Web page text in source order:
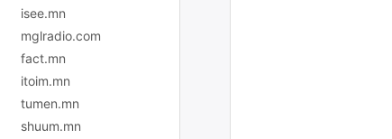
isee.mn
mglradio.com
fact.mn
itoim.mn
tumen.mn
shuum.mn